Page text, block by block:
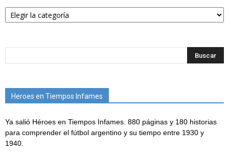
Categorías
Heroes en Tiempos Infames
Ya salió Héroes en Tiempos Infames. 880 páginas y 180 historias
para comprender el fútbol argentino y su tiempo entre 1930 y
1940.